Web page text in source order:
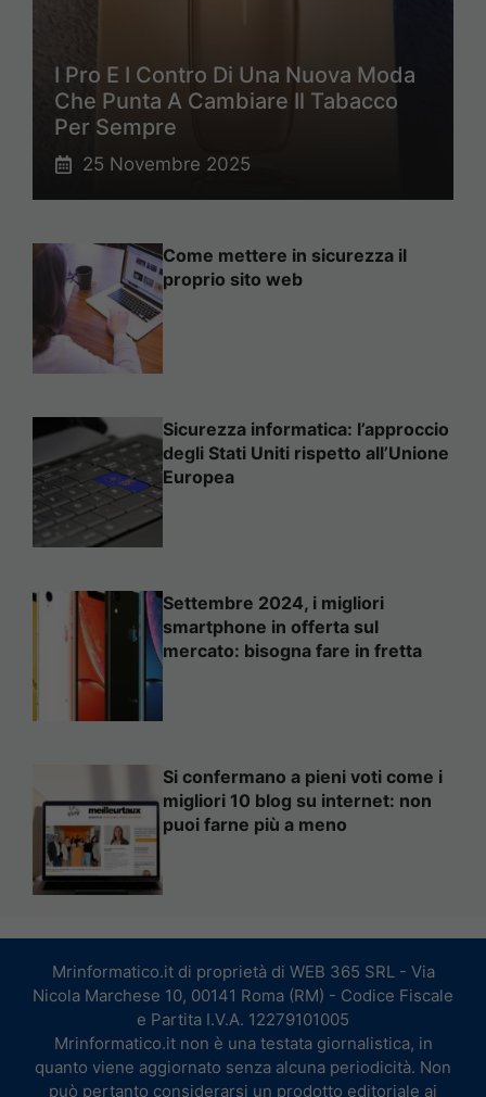
I Pro E I Contro Di Una Nuova Moda
Che Punta A Cambiare Il Tabacco
Per Sempre
25 Novembre 2025
Come mettere in sicurezza il
proprio sito web
Sicurezza informatica: l’approccio
degli Stati Uniti rispetto all’Unione
Europea
Settembre 2024, i migliori
smartphone in offerta sul
mercato: bisogna fare in fretta
Si confermano a pieni voti come i
migliori 10 blog su internet: non
puoi farne più a meno
Mrinformatico.it di proprietà di WEB 365 SRL - Via
Nicola Marchese 10, 00141 Roma (RM) - Codice Fiscale
e Partita I.V.A. 12279101005
Mrinformatico.it non è una testata giornalistica, in
quanto viene aggiornato senza alcuna periodicità. Non
può pertanto considerarsi un prodotto editoriale ai